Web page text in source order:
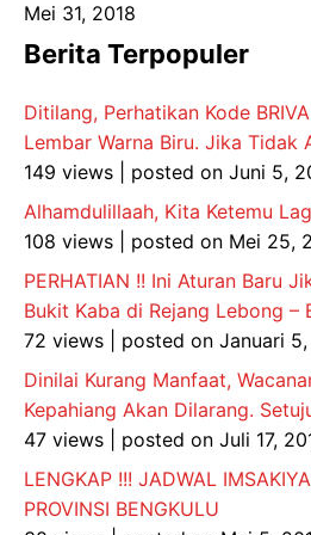
Mei 31, 2018
Berita Terpopuler
Ditilang, Perhatikan Kode
Lembar Warna Biru. Jika Tidak
149 views
posted on Juni 5,
Alhamdulillaah, Kita Ketemu
108 views
posted on Mei 25,
PERHATIAN !! Ini Aturan Baru
Bukit Kaba di Rejang Lebong –
72 views
posted on Januari 5,
Dinilai Kurang Manfaat,
Kepahiang Akan Dilarang.
47 views
posted on Juli 17,
LENGKAP !!! JADWAL
PROVINSI BENGKULU